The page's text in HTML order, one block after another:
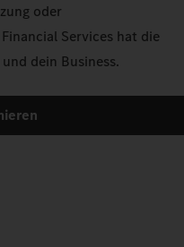
oder
Services hat die
dein Business.